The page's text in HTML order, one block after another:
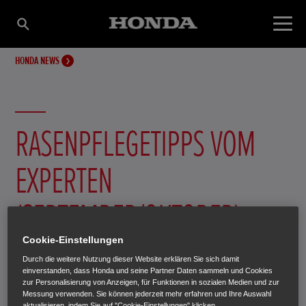
HONDA NEWS
RASENPFLEGETIPPS VOM
EXPERTEN
(SEPTEMBER/OKTOBER)
Herr Markus Schwarzenberger ist im Familienbetrieb
Schwarzenberger Samen & Gartenbedarf in Völs für
Rasenangelegenheiten verantwortlich. Dabei betreut er
Cookie-Einstellungen
Durch die weitere Nutzung dieser Website erklären Sie sich damit
einverstanden, dass Honda und seine Partner Daten sammeln und Cookies
zur Personalisierung von Anzeigen, für Funktionen in sozialen Medien und zur
Messung verwenden. Sie können jederzeit mehr erfahren und Ihre Auswahl